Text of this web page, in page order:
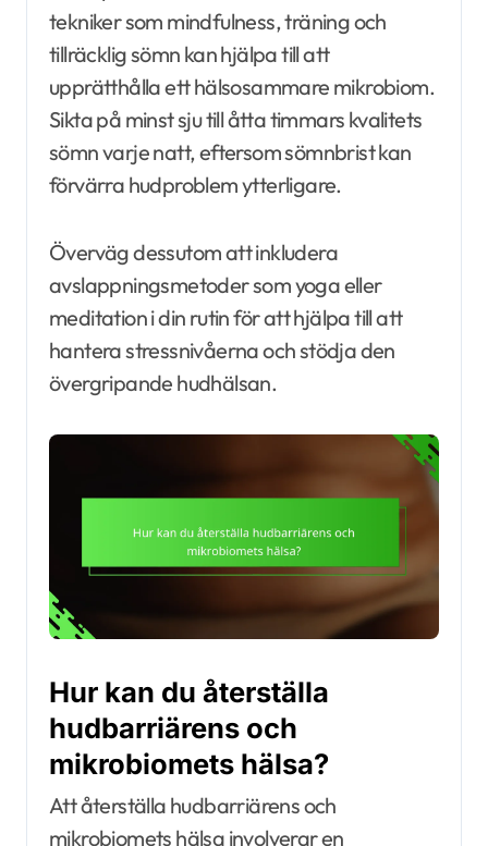
tekniker som mindfulness, träning och
tillräcklig sömn kan hjälpa till att
upprätthålla ett hälsosammare mikrobiom.
Sikta på minst sju till åtta timmars kvalitets
sömn varje natt, eftersom sömnbrist kan
förvärra hudproblem ytterligare.
Överväg dessutom att inkludera
avslappningsmetoder som yoga eller
meditation i din rutin för att hjälpa till att
hantera stressnivåerna och stödja den
övergripande hudhälsan.
Hur kan du återställa
hudbarriärens och
mikrobiomets hälsa?
Att återställa hudbarriärens och
mikrobiomets hälsa involverar en